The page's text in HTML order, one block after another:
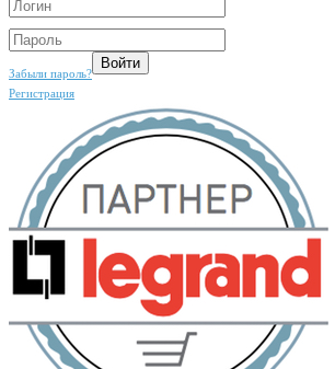
Забыли пароль?
Регистрация